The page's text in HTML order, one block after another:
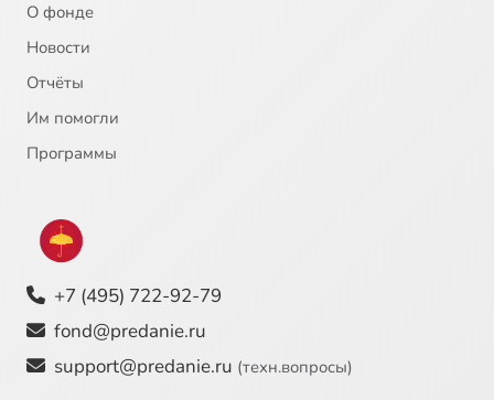
21
22
27 Преподавание ОПК
О фонде
Новости
Отчёты
Им помогли
Программы
+7 (495) 722-92-79
fond@predanie.ru
support@predanie.ru (техн.вопросы)